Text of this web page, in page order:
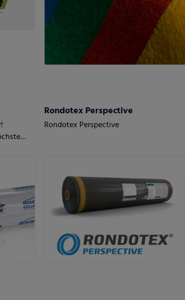
Rondotex Perspective
Rondotex Perspective